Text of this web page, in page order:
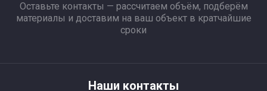
Оставьте контакты — рассчитаем объём, подберём
материалы и доставим на ваш объект в кратчайшие
сроки
Наши контакты